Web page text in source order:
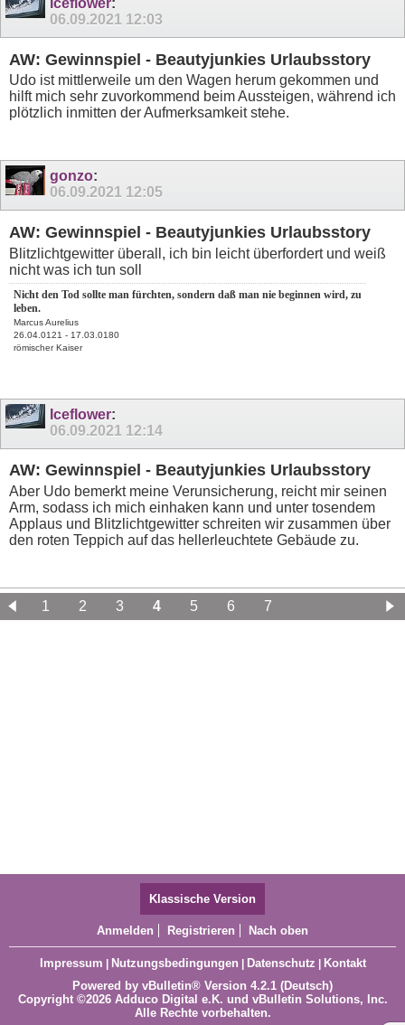
Iceflower:
06.09.2021 12:03
AW: Gewinnspiel - Beautyjunkies Urlaubsstory
Udo ist mittlerweile um den Wagen herum gekommen und
hilft mich sehr zuvorkommend beim Aussteigen, während ich
plötzlich inmitten der Aufmerksamkeit stehe.
gonzo:
06.09.2021 12:05
AW: Gewinnspiel - Beautyjunkies Urlaubsstory
Blitzlichtgewitter überall, ich bin leicht überfordert und weiß
nicht was ich tun soll
Nicht den Tod sollte man fürchten, sondern daß man nie beginnen wird, zu
leben.
Marcus Aurelius
26.04.0121 - 17.03.0180
römischer Kaiser
Iceflower:
06.09.2021 12:14
AW: Gewinnspiel - Beautyjunkies Urlaubsstory
Aber Udo bemerkt meine Verunsicherung, reicht mir seinen
Arm, sodass ich mich einhaken kann und unter tosendem
Applaus und Blitzlichtgewitter schreiten wir zusammen über
den roten Teppich auf das hellerleuchtete Gebäude zu.
1 2 3 4 5 6 7
Klassische Version
Anmelden Registrieren Nach oben
Impressum Nutzungsbedingungen Datenschutz
Kontakt
Powered by vBulletin® Version 4.2.1 (Deutsch)
Copyright ©2026 Adduco Digital e.K. und vBulletin Solutions, Inc.
Alle Rechte vorbehalten.